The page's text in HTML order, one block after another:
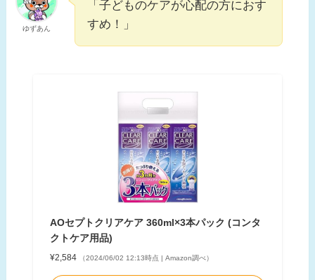
ゆずあん
「子どものケアが心配の方におす
すめ！」
AOセプトクリアケア 360ml×3本パック (コンタ
クトケア用品)
¥2,584 （2024/06/02 12:13時点 | Amazon調べ）